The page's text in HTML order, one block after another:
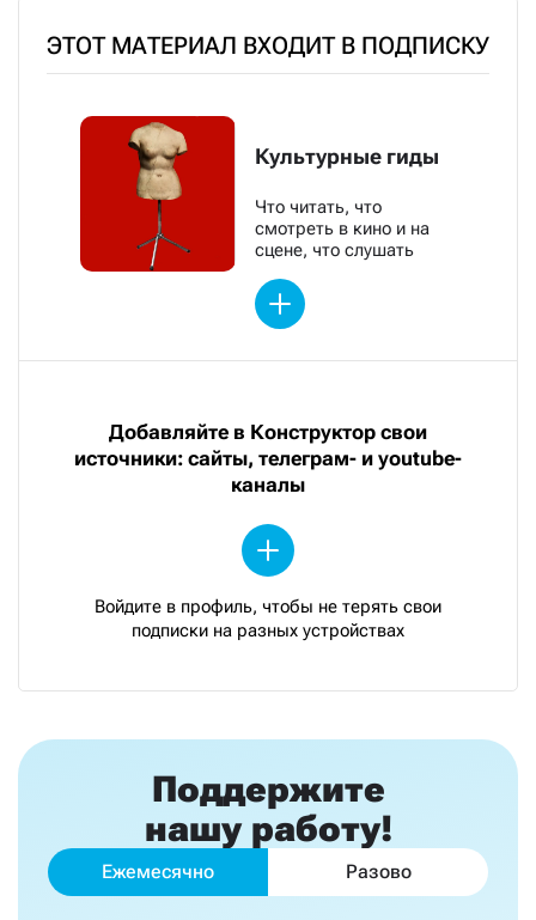
ЭТОТ МАТЕРИАЛ ВХОДИТ В ПОДПИСКУ
Культурные гиды
Что читать, что
смотреть в кино и на
сцене, что слушать
Добавляйте в Конструктор свои
источники: сайты, телеграм- и youtube-
каналы
Войдите в профиль, чтобы не терять свои
подписки на разных устройствах
Поддержите
нашу работу!
Ежемесячно Разово